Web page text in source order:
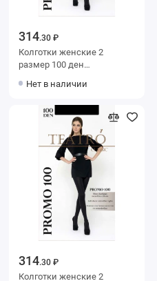
314.30 ₽
Колготки женские 2
размер 100 ден
Нет в наличии
314.30 ₽
Колготки женские 2